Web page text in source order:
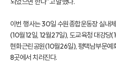
이번 행사는 30일 수원종합운동장 실내
(10월12일, 12월27일), 도교육청 대강당
현화근린공원(10월26일), 평택남부문
8곳에서 치러진다.